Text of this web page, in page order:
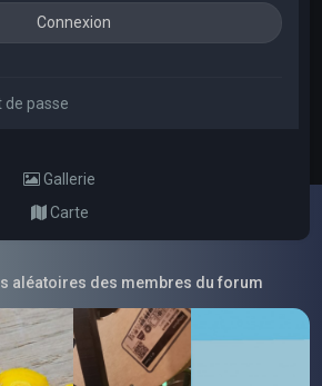
de passe
Gallerie
Carte
aléatoires des membres du forum